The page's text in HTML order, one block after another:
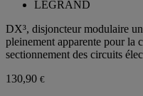
LEGRAND
DX³, disjoncteur modulaire
pleinement apparente pour la
sectionnement des circuits
130,90 €